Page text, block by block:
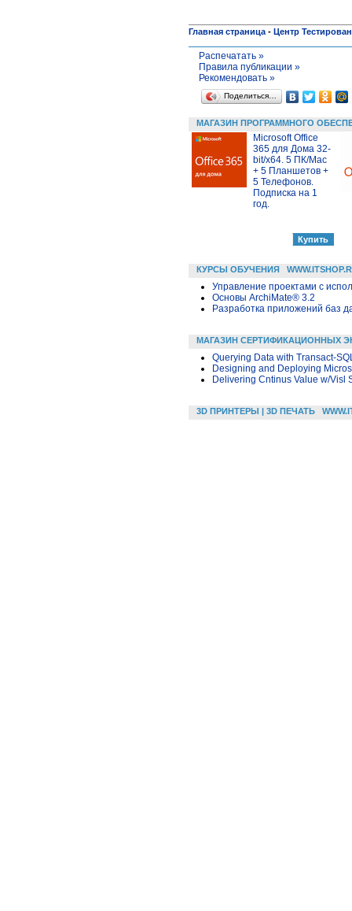
Главная страница - Центр
Распечатать »
Правила публикации »
Рекомендовать »
Поделиться…
МАГАЗИН ПРОГРАММНОГО
Microsoft Office
365 для Дома 32-
bit/x64. 5 ПК/Mac
+ 5 Планшетов +
5 Телефонов.
Подписка на 1
год.
КУРСЫ ОБУЧЕНИЯ
Управление проектами с
Основы ArchiMate® 3.2
Разработка приложений баз
МАГАЗИН СЕРТИФИКАЦИОННЫХ
Querying Data with Transact-
Designing and Deploying
Delivering Cntinus Value w/Visl
3D ПРИНТЕРЫ | 3D ПЕЧАТЬ